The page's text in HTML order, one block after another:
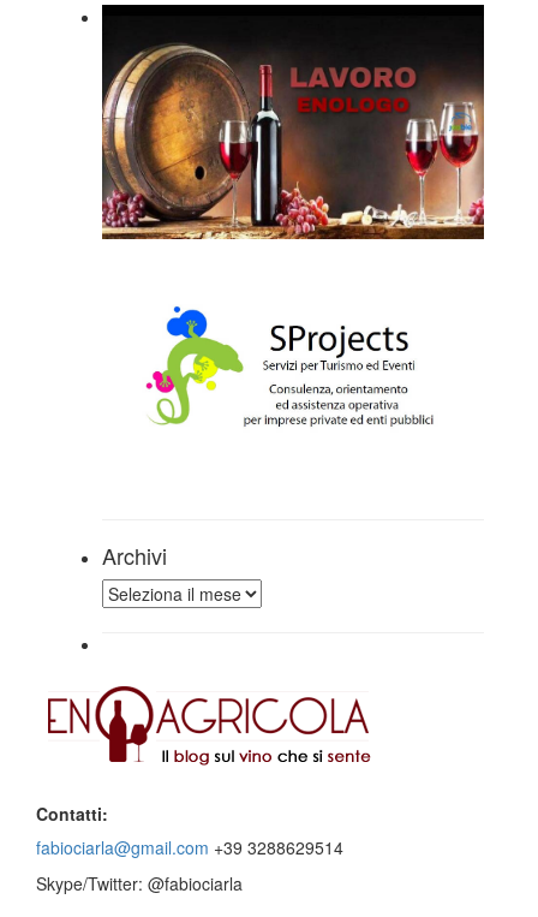
Archivi
Archivi
Contatti:
fabiociarla@gmail.com +39 3288629514
Skype/Twitter: @fabiociarla